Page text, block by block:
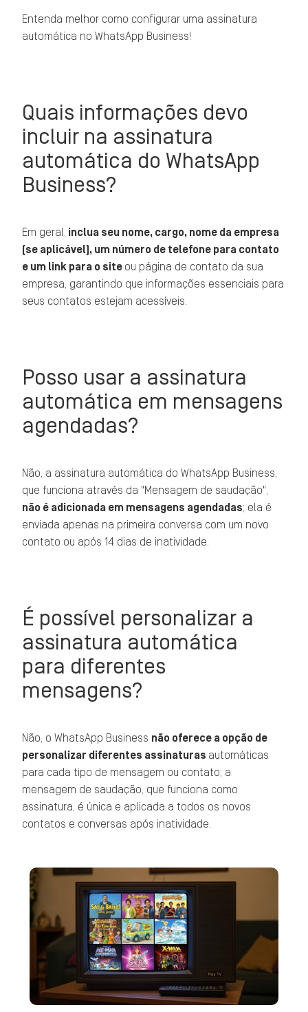
Entenda melhor como configurar uma assinatura
automática no WhatsApp Business!
Quais informações devo
incluir na assinatura
automática do WhatsApp
Business?
Em geral,
inclua seu nome, cargo, nome da empresa
(se aplicável), um número de telefone para contato
e um link para o site ou página de contato da sua
empresa, garantindo que informações essenciais para
seus contatos estejam acessíveis.
Posso usar a assinatura
automática em mensagens
agendadas?
Não, a assinatura automática do WhatsApp Business,
que funciona através da "Mensagem de saudação",
não é adicionada em mensagens agendadas; ela é
enviada apenas na primeira conversa com um novo
contato ou após 14 dias de inatividade.
É possível personalizar a
assinatura automática
para diferentes
mensagens?
Não, o WhatsApp Business não oferece a opção de
personalizar diferentes assinaturas automáticas
para cada tipo de mensagem ou contato; a
mensagem de saudação, que funciona como
assinatura, é única e aplicada a todos os novos
contatos e conversas após inatividade.